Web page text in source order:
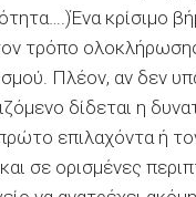
κρίσιμο
τρόπο
Πλέον, αν δεν
δίδεται η
επιλαχόντα ή
σε ορισμένες